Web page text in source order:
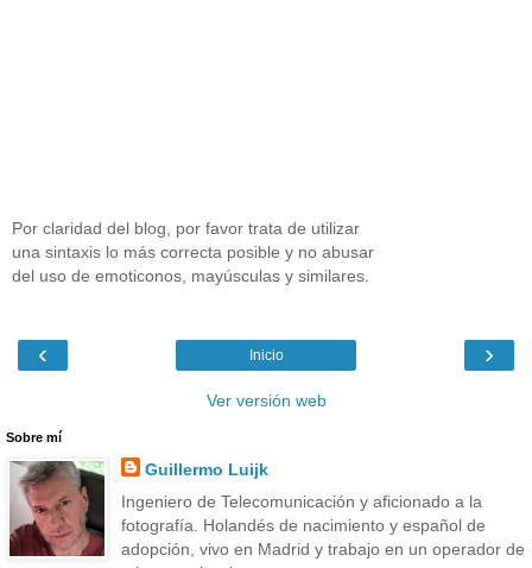
Por claridad del blog, por favor trata de utilizar
una sintaxis lo más correcta posible y no abusar
del uso de emoticonos, mayúsculas y similares.
‹ ›
Inicio
Ver versión web
Sobre mí
Guillermo Luijk
Ingeniero de Telecomunicación y aficionado a la
fotografía. Holandés de nacimiento y español de
adopción, vivo en Madrid y trabajo en un operador de